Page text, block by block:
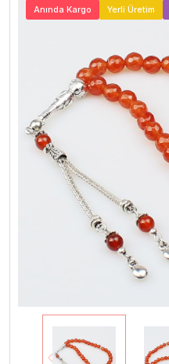
Anında Kargo Yerli Üretim